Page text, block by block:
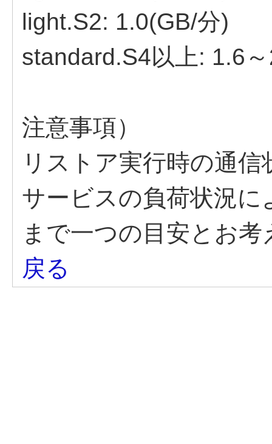
light.S2: 1.0(GB/分)
standard.S4以上: 1.6
注意事項）
リストア実行時の通
サービスの負荷状況
まで一つの目安とお
戻る